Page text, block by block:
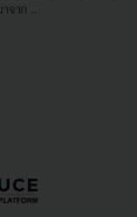
จาก ...